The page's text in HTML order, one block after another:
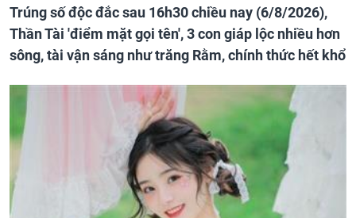
Trúng số độc đắc sau 16h30 chiều nay (6/8/2026),
Thần Tài 'điểm mặt gọi tên', 3 con giáp lộc nhiều hơn
sông, tài vận sáng như trăng Rằm, chính thức hết khổ